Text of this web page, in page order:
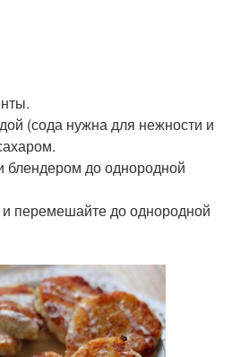
(сода нужна для нежности и
блендером до однородной
и перемешайте до однородной